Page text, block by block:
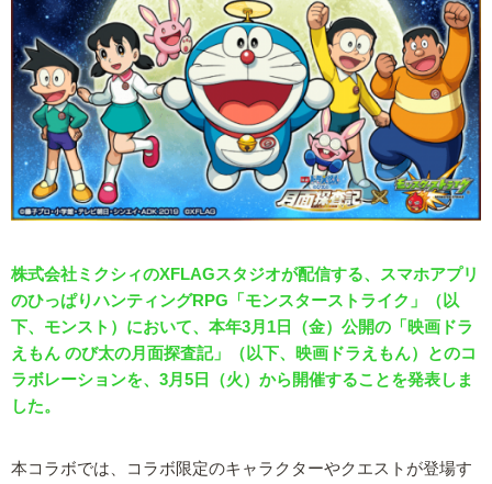
株式会社ミクシィのXFLAGスタジオが配信する、スマホアプリ
のひっぱりハンティングRPG「モンスターストライク」（以
下、モンスト）において、本年3月1日（金）公開の「映画ドラ
えもん のび太の月面探査記」（以下、映画ドラえもん）とのコ
ラボレーションを、3月5日（火）から開催することを発表しま
した。
本コラボでは、コラボ限定のキャラクターやクエストが登場す